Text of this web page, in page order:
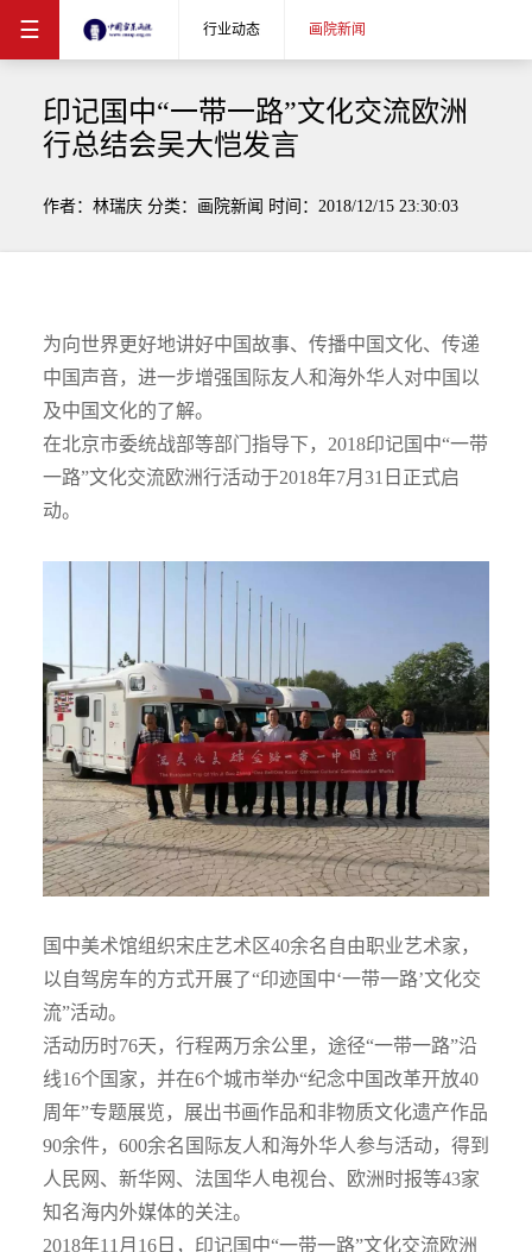
☰ 行业动态 画院新闻
印记国中“一带一路”文化交流欧洲
行总结会吴大恺发言
作者：林瑞庆 分类：画院新闻 时间：2018/12/15 23:30:03
为向世界更好地讲好中国故事、传播中国文化、传递
中国声音，进一步增强国际友人和海外华人对中国以
及中国文化的了解。
在北京市委统战部等部门指导下，2018印记国中“一带
一路”文化交流欧洲行活动于2018年7月31日正式启
动。
国中美术馆组织宋庄艺术区40余名自由职业艺术家，
以自驾房车的方式开展了“印迹国中‘一带一路’文化交
流”活动。
活动历时76天，行程两万余公里，途径“一带一路”沿
线16个国家，并在6个城市举办“纪念中国改革开放40
周年”专题展览，展出书画作品和非物质文化遗产作品
90余件，600余名国际友人和海外华人参与活动，得到
人民网、新华网、法国华人电视台、欧洲时报等43家
知名海内外媒体的关注。
2018年11月16日，印记国中“一带一路”文化交流欧洲